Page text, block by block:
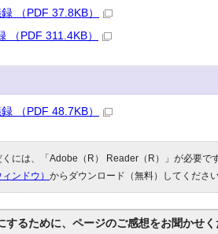
（PDF 37.8KB）
PDF 311.4KB）
（PDF 48.7KB）
には、「Adobe（R） Reader（R）」が必要で
ンドウ） からダウンロード（無料）してください
するために、ページのご感想をお聞かせく